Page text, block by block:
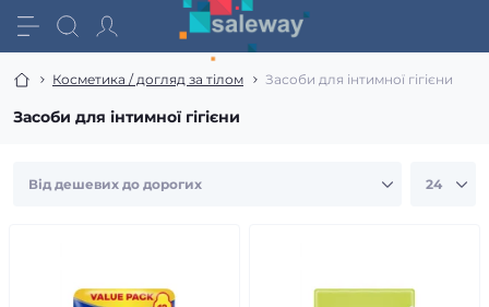
Косметика / догляд за тілом Засоби для інтимної гігієни
Засоби для інтимної гігієни